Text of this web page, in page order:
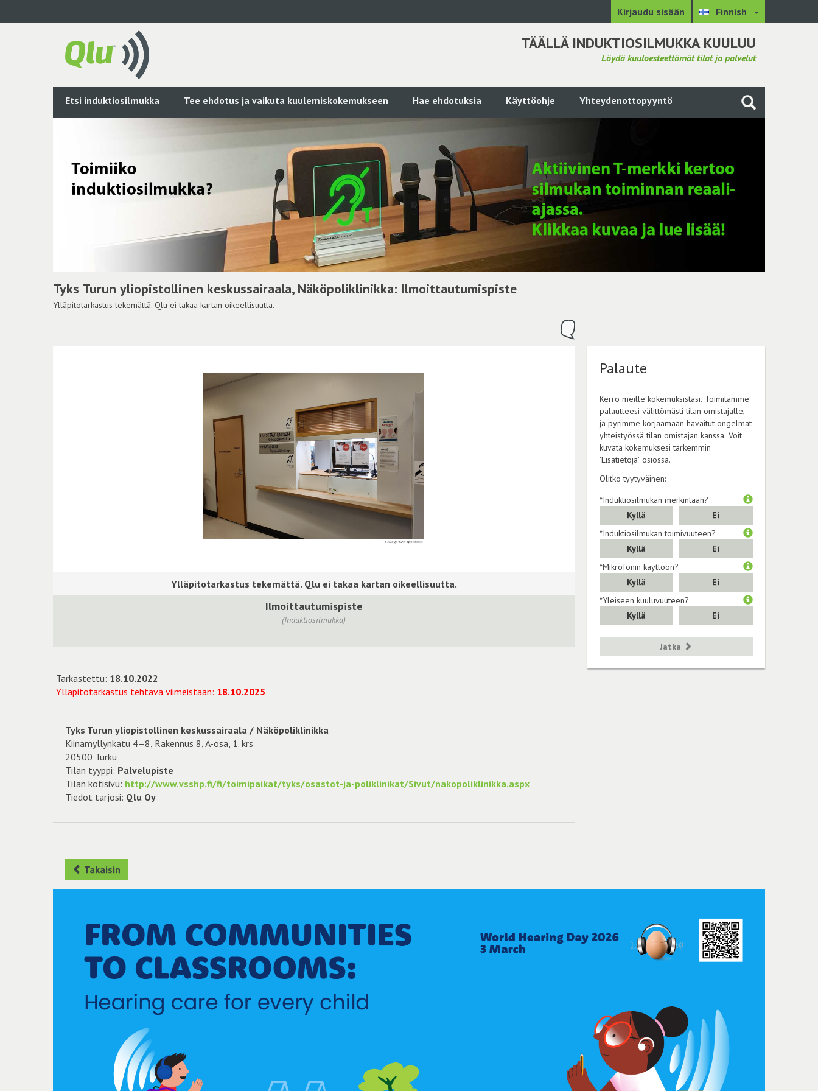
Kirjaudu sisään Finnish
TÄÄLLÄ INDUKTIOSILMUKKA KUULUU
Löydä kuuloesteettömät tilat ja palvelut
Etsi induktiosilmukka Tee ehdotus ja vaikuta kuulemiskokemukseen Hae ehdotuksia Käyttöohje Yhteydenottopyyntö
Tyks Turun yliopistollinen keskussairaala, Näköpoliklinikka: Ilmoittautumispiste
Ylläpitotarkastus tekemättä. Qlu ei takaa kartan oikeellisuutta.
Ilmoittautumispiste
(Induktiosilmukka)
Tarkastettu: 18.10.2022
Ylläpitotarkastus tehtävä viimeistään: 18.10.2025
Tyks Turun yliopistollinen keskussairaala / Näköpoliklinikka
Kiinamyllynkatu 4–8, Rakennus 8, A-osa, 1. krs
20500 Turku
Tilan tyyppi: Palvelupiste
Tilan kotisivu: http://www.vsshp.fi/fi/toimipaikat/tyks/osastot-ja-poliklinikat/Sivut/nakopoliklinikka.aspx
Tiedot tarjosi: Qlu Oy
Palaute
Kerro meille kokemuksistasi. Toimitamme
palautteesi välittömästi tilan omistajalle,
ja pyrimme korjaamaan havaitut ongelmat
yhteistyössä tilan omistajan kanssa. Voit
kuvata kokemuksesi tarkemmin
'Lisätietoja' osiossa.
Olitko tyytyväinen:
*Induktiosilmukan merkintään?
Kyllä
Ei
*Induktiosilmukan toimivuuteen?
Kyllä
Ei
*Mikrofonin käyttöön?
Kyllä
Ei
*Yleiseen kuuluvuuteen?
Kyllä
Ei
Jatka
Takaisin